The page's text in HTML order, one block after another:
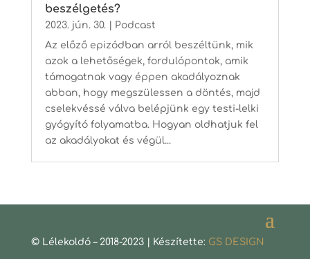
beszélgetés?
2023. jún. 30.|
Podcast
Az előző epizódban arról beszéltünk, mik
azok a lehetőségek, fordulópontok, amik
támogatnak vagy éppen akadályoznak
abban, hogy megszülessen a döntés, majd
cselekvéssé válva belépjünk egy testi-lelki
gyógyító folyamatba. Hogyan oldhatjuk fel
az akadályokat és végül...
© Lélekoldó – 2018-2023 | Készítette: GS DESIGN